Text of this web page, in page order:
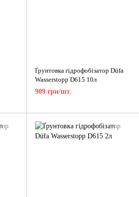
Ґрунтовка гідрофобізатор Düfa
Wasserstopp D615 10л
909 грн/шт.